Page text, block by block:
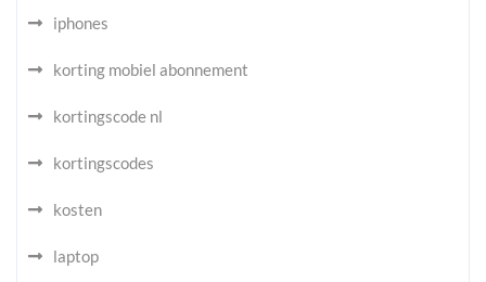
iphones
korting mobiel abonnement
kortingscode nl
kortingscodes
kosten
laptop